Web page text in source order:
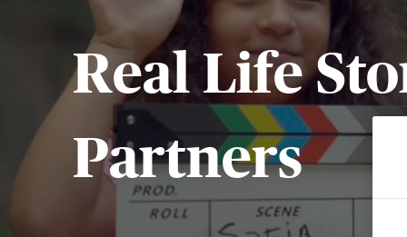
Real Life
Partners